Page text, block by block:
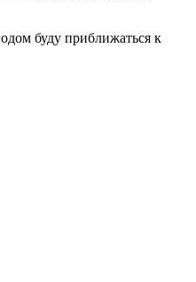
буду приближаться к